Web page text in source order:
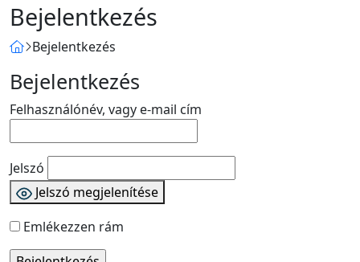
Bejelentkezés
Bejelentkezés
Bejelentkezés
Felhasználónév, vagy e-mail cím
Jelszó
Jelszó megjelenítése
Emlékezzen rám